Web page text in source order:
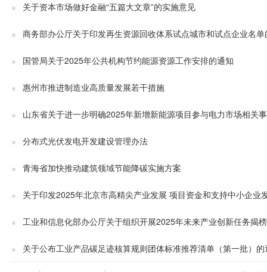
关于资本市场做好金融“五篇大文章”的实施意见
商务部办公厅关于印发再生资源回收体系试点城市和试点企业名
国管局关于2025年公共机构节约能源资源工作安排的通知
惠州市推进制造业高质量发展若干措施
山东省关于进一步明确2025年新增新能源项目参与电力市场相关
分布式光伏发电开发建设管理办法
青海省加快推动建筑领域节能降碳实施方案
关于印发2025年北京市高精尖产业发展 项目资金和支持中小企业
工业和信息化部办公厅关于组织开展2025年未来产业创新任务揭
关于公布工业产品碳足迹核算规则团体标准推荐清单（第一批）的